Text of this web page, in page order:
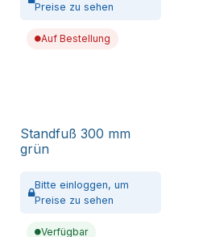
Preise zu sehen
Auf Bestellung
Standfuß 300 mm
grün
Bitte einloggen, um
Preise zu sehen
Verfügbar